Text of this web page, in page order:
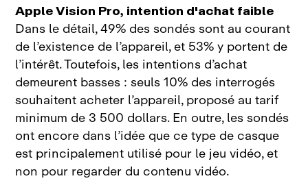
Apple Vision Pro, intention d'achat faible
Dans le détail, 49% des sondés sont au courant
de l’existence de l’appareil, et 53% y portent de
l’intérêt. Toutefois, les intentions d’achat
demeurent basses : seuls 10% des interrogés
souhaitent acheter l’appareil, proposé au tarif
minimum de 3 500 dollars. En outre, les sondés
ont encore dans l’idée que ce type de casque
est principalement utilisé pour le jeu vidéo, et
non pour regarder du contenu vidéo.